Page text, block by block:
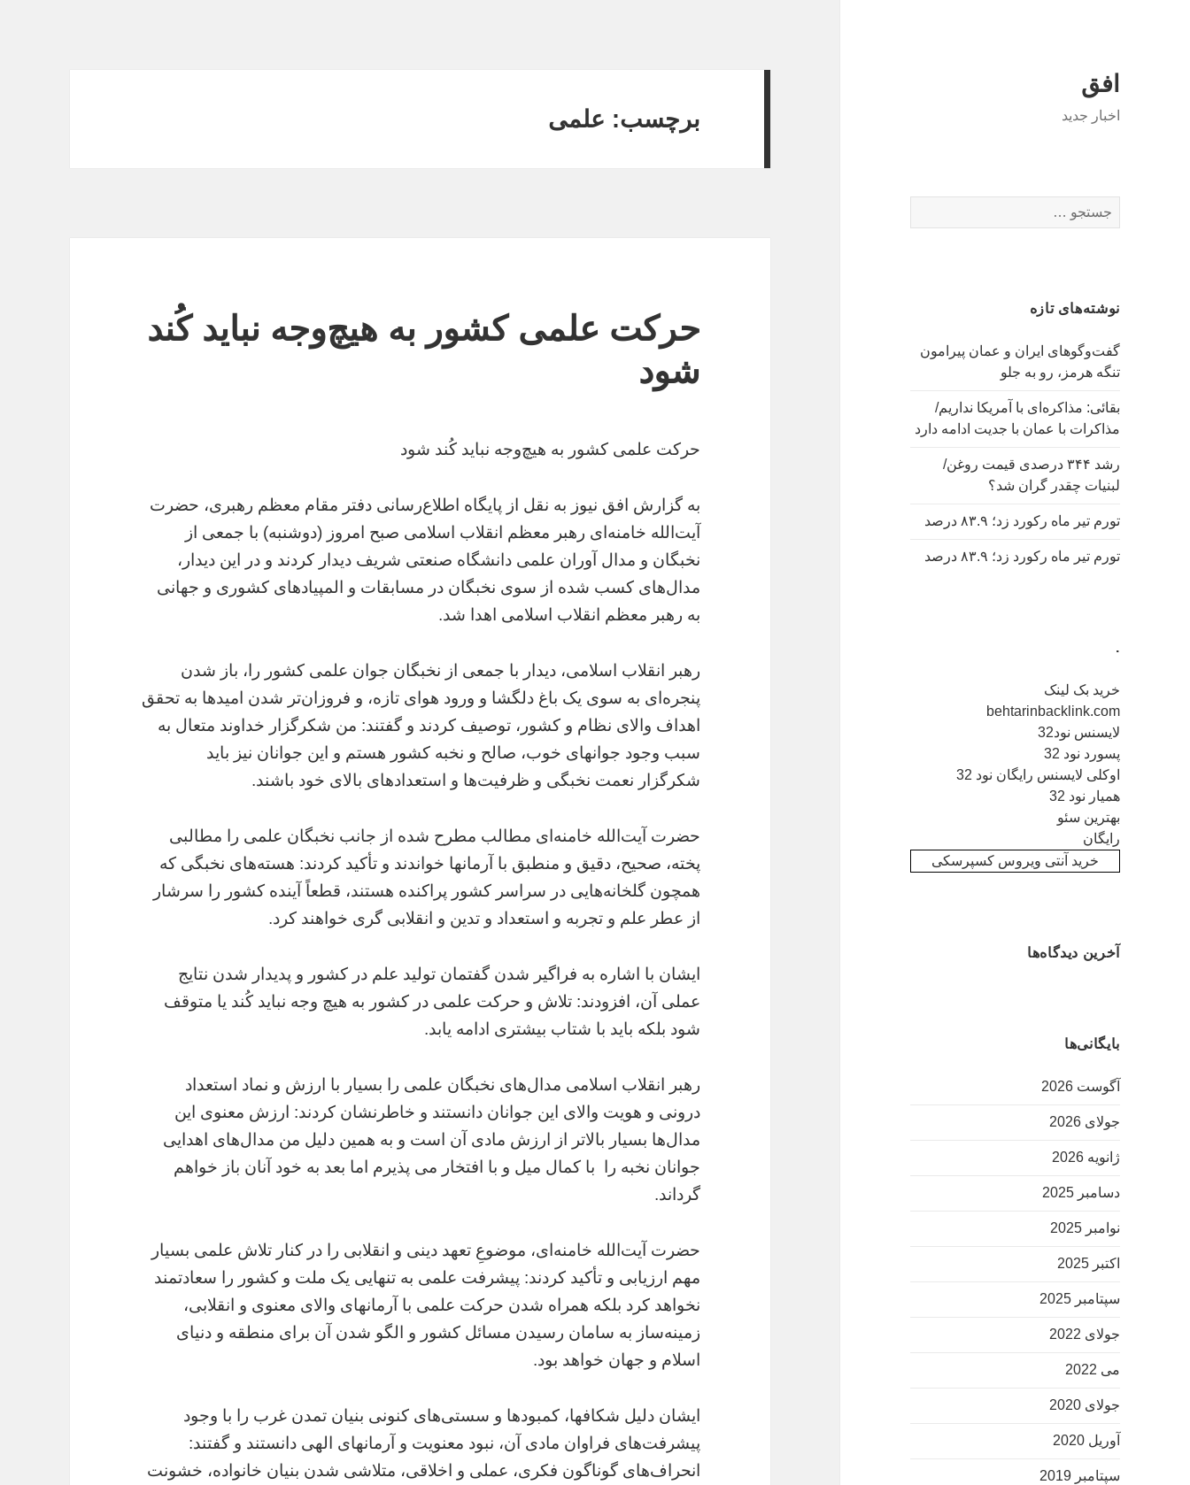
افق
اخبار جدید
برای:
نوشته‌های تازه
گفت‌وگوهای ایران و عمان پیرامون
تنگه هرمز، رو به جلو
بقائی: مذاکره‌ای با آمریکا نداریم/
مذاکرات با عمان با جدیت ادامه دارد
رشد ۳۴۴ درصدی قیمت روغن/
لبنیات چقدر گران شد؟
تورم تیر ماه رکورد زد؛ ۸۳.۹ درصد
تورم تیر ماه رکورد زد؛ ۸۳.۹ درصد
.
خرید بک لینک
behtarinbacklink.com
لایسنس نود32
پسورد نود 32
اوکلی لایسنس رایگان نود 32
همیار نود 32
بهترین سئو
رایگان
خرید آنتی ویروس کسپرسکی
آخرین دیدگاه‌ها
بایگانی‌ها
آگوست 2026
جولای 2026
ژانویه 2026
دسامبر 2025
نوامبر 2025
اکتبر 2025
سپتامبر 2025
جولای 2022
می 2022
جولای 2020
آوریل 2020
سپتامبر 2019
برچسب: علمی
حرکت علمی کشور به هیچ‌وجه نباید کُند
شود
حرکت علمی کشور به هیچ‌وجه نباید کُند شود
به گزارش افق نیوز به نقل از پایگاه اطلاع‌رسانی دفتر مقام معظم رهبری، حضرت
آیت‌الله خامنه‌ای رهبر معظم انقلاب اسلامی صبح امروز (دوشنبه) با جمعی از
نخبگان و مدال آوران علمی دانشگاه صنعتی شریف دیدار کردند و در این دیدار،
مدال‌های کسب شده از سوی نخبگان در مسابقات و المپیادهای کشوری و جهانی
به رهبر معظم انقلاب اسلامی اهدا شد.
رهبر انقلاب اسلامی، دیدار با جمعی از نخبگان جوان علمی کشور را، باز شدن
پنجره‌ای به سوی یک باغ دلگشا و ورود هوای تازه، و فروزان‌تر شدن امیدها به تحقق
اهداف والای نظام و کشور، توصیف کردند و گفتند: من شکرگزار خداوند متعال به
سبب وجود جوانهای خوب، صالح و نخبه کشور هستم و این جوانان نیز باید
شکرگزار نعمت نخبگی و ظرفیت‌ها و استعدادهای بالای خود باشند.
حضرت آیت‌الله خامنه‌ای مطالب مطرح شده از جانب نخبگان علمی را مطالبی
پخته، صحیح، دقیق و منطبق با آرمانها خواندند و تأکید کردند: هسته‌های نخبگی که
همچون گلخانه‌هایی در سراسر کشور پراکنده هستند، قطعاً آینده کشور را سرشار
از عطر علم و تجربه و استعداد و تدین و انقلابی گری خواهند کرد.
ایشان با اشاره به فراگیر شدن گفتمان تولید علم در کشور و پدیدار شدن نتایج
عملی آن، افزودند: تلاش و حرکت علمی در کشور به هیچ وجه نباید کُند یا متوقف
شود بلکه باید با شتاب بیشتری ادامه یابد.
رهبر انقلاب اسلامی مدال‌های نخبگان علمی را بسیار با ارزش و نماد استعداد
درونی و هویت والای این جوانان دانستند و خاطرنشان کردند: ارزش معنوی این
مدال‌ها بسیار بالاتر از ارزش مادی آن است و به همین دلیل من مدال‌های اهدایی
جوانان نخبه را با کمال میل و با افتخار می پذیرم اما بعد به خود آنان باز خواهم
گرداند.
حضرت آیت‌الله خامنه‌ای، موضوعِ تعهد دینی و انقلابی را در کنار تلاش علمی بسیار
مهم ارزیابی و تأکید کردند: پیشرفت علمی به تنهایی یک ملت و کشور را سعادتمند
نخواهد کرد بلکه همراه شدن حرکت علمی با آرمانهای والای معنوی و انقلابی،
زمینه‌ساز به سامان رسیدن مسائل کشور و الگو شدن آن برای منطقه و دنیای
اسلام و جهان خواهد بود.
ایشان دلیل شکافها، کمبودها و سستی‌های کنونی بنیان تمدن غرب را با وجود
پیشرفت‌های فراوان مادی آن، نبود معنویت و آرمانهای الهی دانستند و گفتند:
انحراف‌های گوناگون فکری، عملی و اخلاقی، متلاشی شدن بنیان خانواده، خشونت